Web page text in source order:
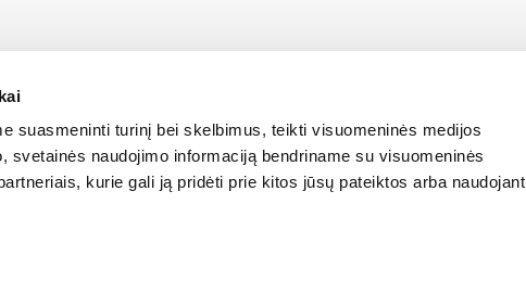
suasmeninti turinį bei skelbimus, teikti visuomeninės medijos
svetainės naudojimo informaciją bendriname su visuomeninės
kurie gali ją pridėti prie kitos jūsų pateiktos arba naudojant
teritorijoje.
SLAPUKŲ POLITIKA